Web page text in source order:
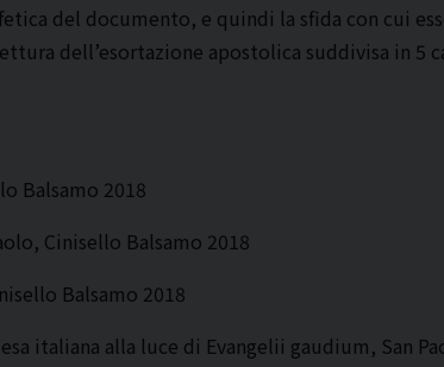
del documento, e quindi la sfida con cui
dell’esortazione apostolica suddivisa in 5
Balsamo 2018
Cinisello Balsamo 2018
Balsamo 2018
italiana alla luce di Evangelii gaudium, San